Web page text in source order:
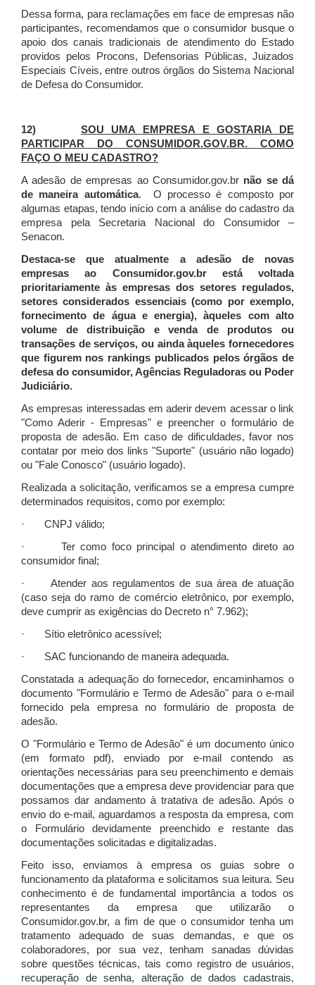
Dessa forma, para reclamações em face de empresas não
participantes, recomendamos que o consumidor busque o
apoio dos canais tradicionais de atendimento do Estado
providos pelos Procons, Defensorias Públicas, Juizados
Especiais Cíveis, entre outros órgãos do Sistema Nacional
de Defesa do Consumidor.
12) SOU UMA EMPRESA E GOSTARIA DE
PARTICIPAR DO CONSUMIDOR.GOV.BR. COMO
FAÇO O MEU CADASTRO?
A adesão de empresas ao Consumidor.gov.br não se dá
de maneira automática. O processo é composto por
algumas etapas, tendo início com a análise do cadastro da
empresa pela Secretaria Nacional do Consumidor –
Senacon.
Destaca-se que atualmente a adesão de novas
empresas ao Consumidor.gov.br está voltada
prioritariamente às empresas dos setores regulados,
setores considerados essenciais (como por exemplo,
fornecimento de água e energia), àqueles com alto
volume de distribuição e venda de produtos ou
transações de serviços, ou ainda àqueles fornecedores
que figurem nos rankings publicados pelos órgãos de
defesa do consumidor, Agências Reguladoras ou Poder
Judiciário.
As empresas interessadas em aderir devem acessar o link
"Como Aderir - Empresas" e preencher o formulário de
proposta de adesão. Em caso de dificuldades, favor nos
contatar por meio dos links "Suporte" (usuário não logado)
ou "Fale Conosco" (usuário logado).
Realizada a solicitação, verificamos se a empresa cumpre
determinados requisitos, como por exemplo:
· CNPJ válido;
· Ter como foco principal o atendimento direto ao
consumidor final;
· Atender aos regulamentos de sua área de atuação
(caso seja do ramo de comércio eletrônico, por exemplo,
deve cumprir as exigências do Decreto n° 7.962);
· Sítio eletrônico acessível;
· SAC funcionando de maneira adequada.
Constatada a adequação do fornecedor, encaminhamos o
documento "Formulário e Termo de Adesão" para o e-mail
fornecido pela empresa no formulário de proposta de
adesão.
O "Formulário e Termo de Adesão" é um documento único
(em formato pdf), enviado por e-mail contendo as
orientações necessárias para seu preenchimento e demais
documentações que a empresa deve providenciar para que
possamos dar andamento à tratativa de adesão. Após o
envio do e-mail, aguardamos a resposta da empresa, com
o Formulário devidamente preenchido e restante das
documentações solicitadas e digitalizadas.
Feito isso, enviamos à empresa os guias sobre o
funcionamento da plataforma e solicitamos sua leitura. Seu
conhecimento é de fundamental importância a todos os
representantes da empresa que utilizarão o
Consumidor.gov.br, a fim de que o consumidor tenha um
tratamento adequado de suas demandas, e que os
colaboradores, por sua vez, tenham sanadas dúvidas
sobre questões técnicas, tais como registro de usuários,
recuperação de senha, alteração de dados cadastrais,